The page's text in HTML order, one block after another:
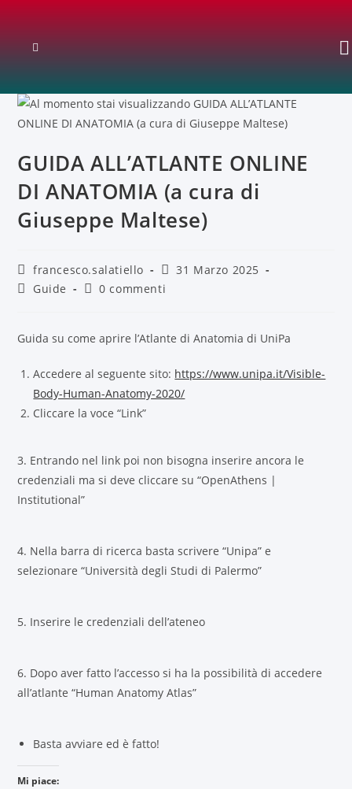
GUIDA ALL’ATLANTE ONLINE
DI ANATOMIA (a cura di
Giuseppe Maltese)
francesco.salatiello
31 Marzo 2025
Guide
0 commenti
Guida su come aprire l’Atlante di Anatomia di UniPa
Accedere al seguente sito: https://www.unipa.it/Visible-
Body-Human-Anatomy-2020/
Cliccare la voce “Link”
3. Entrando nel link poi non bisogna inserire ancora le
credenziali ma si deve cliccare su “OpenAthens |
Institutional”
4. Nella barra di ricerca basta scrivere “Unipa” e
selezionare “Università degli Studi di Palermo”
5. Inserire le credenziali dell’ateneo
6. Dopo aver fatto l’accesso si ha la possibilità di accedere
all’atlante “Human Anatomy Atlas”
Basta avviare ed è fatto!
Mi piace: